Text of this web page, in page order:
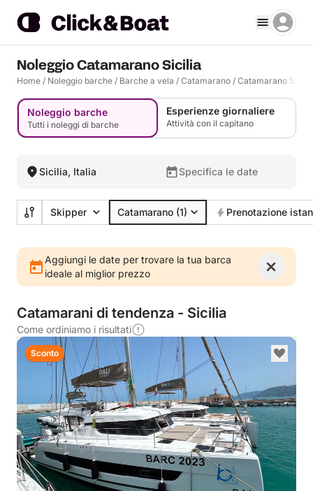
Noleggio Catamarano Sicilia
Home / Noleggio barche / Barche a vela / Catamarano / Catamarano Sicilia
Noleggio barche
Tutti i noleggi di barche
Esperienze giornaliere
Attività con il capitano
Sicilia, Italia Specifica le date
Skipper Catamarano (1) Prenotazione
Aggiungi le date per trovare la tua barca
ideale al miglior prezzo
Catamarani di tendenza - Sicilia
Come ordiniamo i risultati
Sconto